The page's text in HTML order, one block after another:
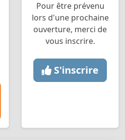
Pour être prévenu
lors d'une prochaine
ouverture, merci de
vous inscrire.
S'inscrire